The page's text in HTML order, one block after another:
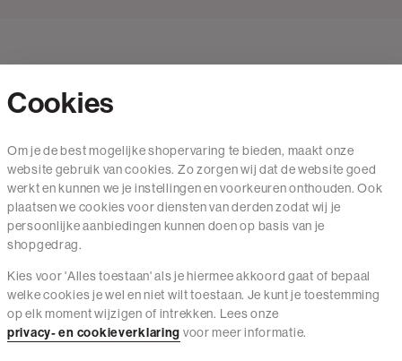
Mail ons
020 - 3412 650
Van maandag t/m vrijdag van 8.30 uur tot 18.00 uur.
Service
Wij zijn The Sting
Cookies
Om je de best mogelijke shopervaring te bieden, maakt onze
website gebruik van cookies. Zo zorgen wij dat de website goed
werkt en kunnen we je instellingen en voorkeuren onthouden. Ook
plaatsen we cookies voor diensten van derden zodat wij je
persoonlijke aanbiedingen kunnen doen op basis van je
shopgedrag.
Kies voor 'Alles toestaan' als je hiermee akkoord gaat of bepaal
welke cookies je wel en niet wilt toestaan. Je kunt je toestemming
op elk moment wijzigen of intrekken. Lees onze
privacy- en cookieverklaring voor meer informatie.